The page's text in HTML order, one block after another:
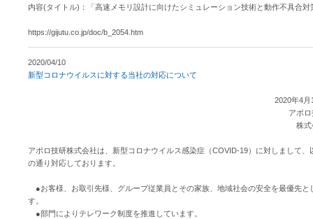
内容(タイトル)：「高速メモリ設計に向けたシミュレーション技術と動作不具合対
https://gijutu.co.jp/doc/b_2054.htm
2020/04/10
新型コロナウイルスに対する当社の対応について
2020年4月
アポロ技
株式
アポロ技研株式会社は、新型コロナウイルス感染症（COVID-19）に対しまして、
の通り対応しております。
●お客様、お取引先様、グループ従業員とその家族、地域社会の安全を最優先と
す。
●部門によりテレワーク制度を推進しています。